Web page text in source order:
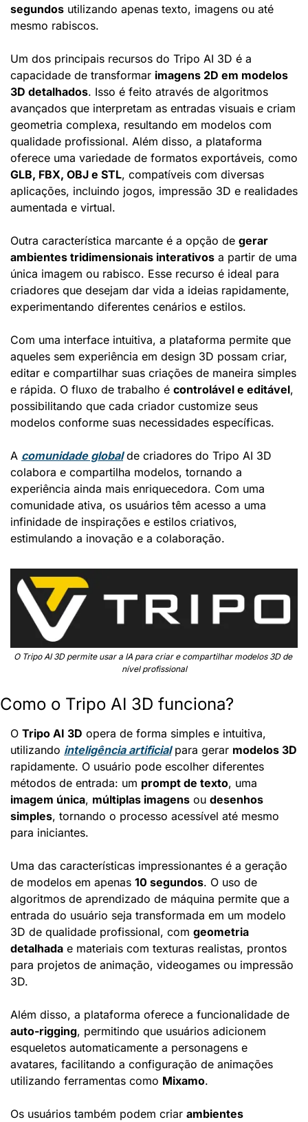
segundos utilizando apenas texto, imagens ou até
mesmo rabiscos.
Um dos principais recursos do Tripo AI 3D é a
capacidade de transformar imagens 2D em modelos
3D detalhados. Isso é feito através de algoritmos
avançados que interpretam as entradas visuais e criam
geometria complexa, resultando em modelos com
qualidade profissional. Além disso, a plataforma
GLB, FBX, OBJ e STL, compatíveis com diversas
aplicações, incluindo jogos, impressão 3D e realidades
aumentada e virtual.
Outra característica marcante é a opção de gerar
ambientes tridimensionais interativos a partir de uma
única imagem ou rabisco. Esse recurso é ideal para
criadores que desejam dar vida a ideias rapidamente,
experimentando diferentes cenários e estilos.
Com uma interface intuitiva, a plataforma permite que
aqueles sem experiência em design 3D possam criar,
editar e compartilhar suas criações de maneira simples
e rápida. O fluxo de trabalho é controlável e editável,
possibilitando que cada criador customize seus
modelos conforme suas necessidades específicas.
A comunidade global de criadores do Tripo AI 3D
colabora e compartilha modelos, tornando a
experiência ainda mais enriquecedora. Com uma
comunidade ativa, os usuários têm acesso a uma
infinidade de inspirações e estilos criativos,
estimulando a inovação e a colaboração.
O Tripo AI 3D permite usar a IA para criar e compartilhar modelos 3D de
nível profissional
Como o Tripo AI 3D funciona?
O Tripo AI 3D opera de forma simples e intuitiva,
utilizando inteligência artificial para gerar modelos 3D
rapidamente. O usuário pode escolher diferentes
métodos de entrada: um prompt de texto
imagem única, múltiplas imagens ou desenhos
simples, tornando o processo acessível até mesmo
para iniciantes.
Uma das características impressionantes é a geração
de modelos em apenas 10 segundos. O uso de
algoritmos de aprendizado de máquina permite que a
entrada do usuário seja transformada em um modelo
3D de qualidade profissional, com geometria
detalhada e materiais com texturas realistas, prontos
para projetos de animação, videogames ou impressão
3D.
auto-rigging, permitindo que usuários adicionem
esqueletos automaticamente a personagens e
avatares, facilitando a configuração de animações
utilizando ferramentas como Mixamo.
Os usuários também podem criar ambientes